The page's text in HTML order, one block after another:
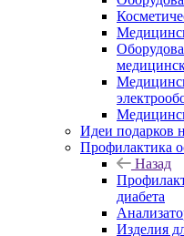
Идеи подарков
Профилактика
Назад
диабета
Изделия